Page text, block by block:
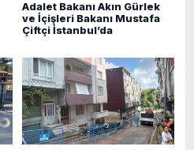
Adalet Bakanı Akın Gürlek
ve İçişleri Bakanı Mustafa
Çiftçi İstanbul’da